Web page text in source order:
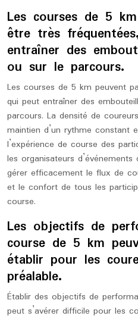
Les courses de 5
être très
entraîner des
ou sur le parcours.
Les courses de 5 km peuvent
qui peut entraîner des
parcours. La densité de
maintien d’un rythme constant
l’expérience de course des
les organisateurs
gérer efficacement le flux de
et le confort de tous les
course.
Les objectifs de
course de 5 km
établir pour les
préalable.
Établir des objectifs de
peut s’avérer difficile pour les